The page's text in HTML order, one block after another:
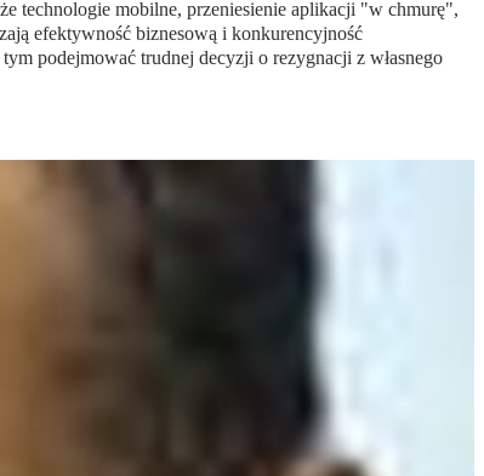
technologie mobilne, przeniesienie aplikacji "w chmurę",
efektywność biznesową i konkurencyjność
podejmować trudnej decyzji o rezygnacji z własnego